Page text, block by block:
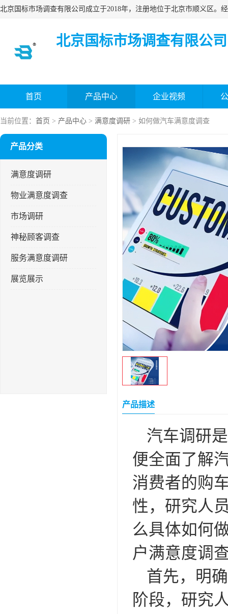
北京国标市场调查有限公司
首页 产品中心 企业视频
当前位置： 首页 > 产品中心 > 满意度调研 > 如何做汽车满意度调查
产品分类
满意度调研
物业满意度调查
市场调研
神秘顾客调查
服务满意度调研
展览展示
产品描述
汽车调研
便全面了解
消费者的购
性，研究人
么具体如何
户满意度调
首先，明
阶段，研究